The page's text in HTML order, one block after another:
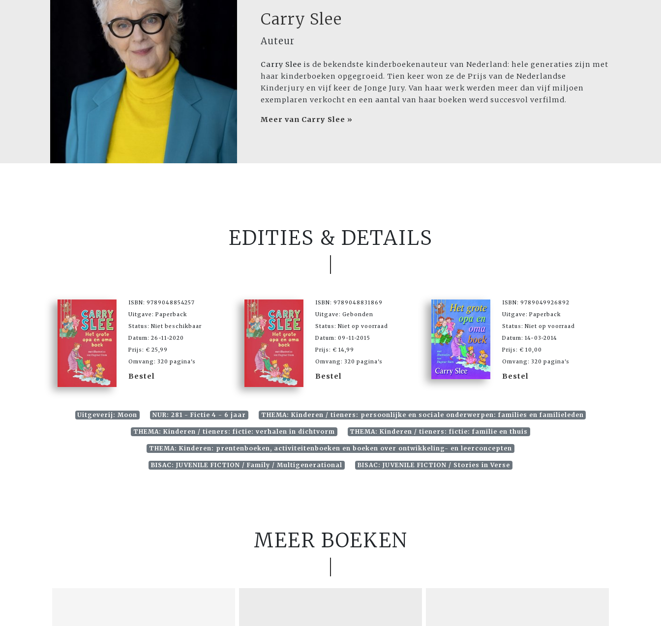
Carry Slee
Auteur
Carry Slee is de bekendste kinderboekenauteur van Nederland: hele generaties zijn met
haar kinderboeken opgegroeid. Tien keer won ze de Prijs van de Nederlandse
Kinderjury en vijf keer de Jonge Jury. Van haar werk werden meer dan vijf miljoen
exemplaren verkocht en een aantal van haar boeken werd succesvol verfilmd.
Meer van Carry Slee »
EDITIES & DETAILS
ISBN: 9789048854257
Uitgave: Paperback
Status: Niet beschikbaar
Datum: 26-11-2020
Prijs: € 25,99
Omvang: 320 pagina's
Bestel
ISBN: 9789048831869
Uitgave: Gebonden
Status: Niet op voorraad
Datum: 09-11-2015
Prijs: € 14,99
Omvang: 320 pagina's
Bestel
ISBN: 9789049926892
Uitgave: Paperback
Status: Niet op voorraad
Datum: 14-03-2014
Prijs: € 10,00
Omvang: 320 pagina's
Bestel
Uitgeverij: Moon NUR: 281 - Fictie 4 - 6 jaar THEMA: Kinderen / tieners: persoonlijke en sociale onderwerpen: families en familieleden
THEMA: Kinderen / tieners: fictie: verhalen in dichtvorm THEMA: Kinderen / tieners: fictie: familie en thuis
THEMA: Kinderen: prentenboeken, activiteitenboeken en boeken over ontwikkeling- en leerconcepten
BISAC: JUVENILE FICTION / Family / Multigenerational BISAC: JUVENILE FICTION / Stories in Verse
MEER BOEKEN